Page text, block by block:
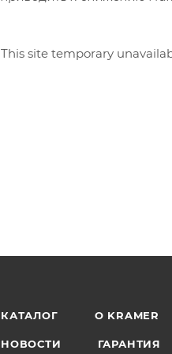
This site temporary
КАТАЛОГ O KRAMER
НОВОСТИ ГАРАНТИЯ